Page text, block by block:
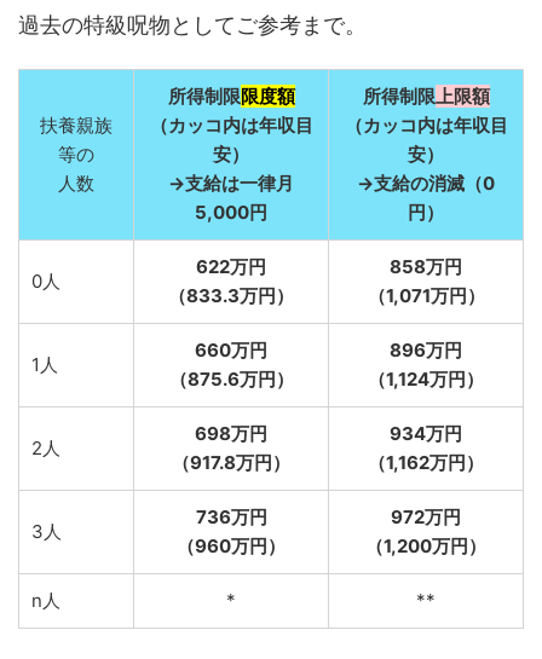
過去の特級呪物としてご参考まで。
扶養親族
等の
人数
所得制限限度額
（カッコ内は年収目
安）
→支給は一律月
5,000円
所得制限 上限額
（カッコ内は年収目
安）
→支給の消滅（0
円）
0人
622万円
（833.3万円）
858万円
（1,071万円）
1人
660万円
（875.6万円）
896万円
（1,124万円）
2人
698万円
（917.8万円）
934万円
（1,162万円）
3人
736万円
（960万円）
972万円
（1,200万円）
n人 * **